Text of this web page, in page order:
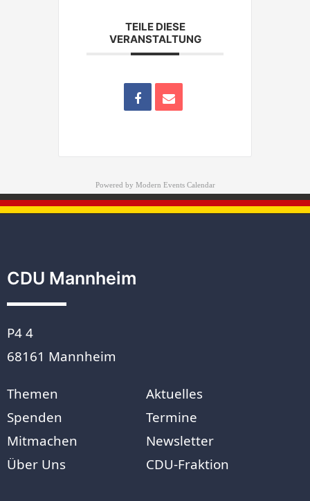
TEILE DIESE
VERANSTALTUNG
Powered by Modern Events Calendar
CDU Mannheim
P4 4
68161 Mannheim
Themen
Spenden
Mitmachen
Über Uns
Aktuelles
Termine
Newsletter
CDU-Fraktion